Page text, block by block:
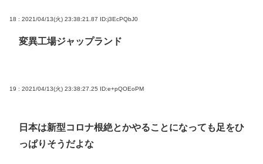
18 : 2021/04/13(火) 23:38:21.87 ID:j3EcPQbJ0
変異工場ジャップランド
19 : 2021/04/13(火) 23:38:27.25 ID:e+pQOEoPM
日本は新型コロナ根絶とかやることになっても足をひ
っぱりそうだよな